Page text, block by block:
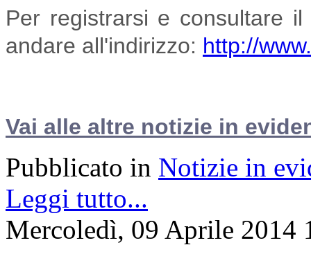
Per registrarsi e consultare
andare all'indirizzo: http://
Vai alle altre notizie in
Pubblicato in Notizie in
Leggi tutto...
Mercoledì, 09 Aprile 2014